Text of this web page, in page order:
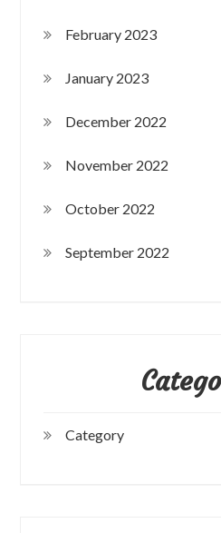
February 2023
January 2023
December 2022
November 2022
October 2022
September 2022
Category